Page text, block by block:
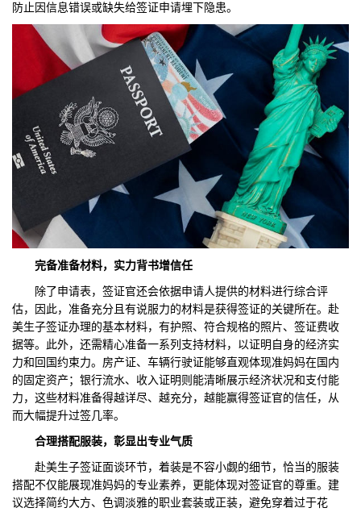
防止因信息错误或缺失给签证申请埋下隐患。
完备准备材料，实力背书增信任
除了申请表，签证官还会依据申请人提供的材料进行综合评
估，因此，准备充分且有说服力的材料是获得签证的关键所在。赴
美生子签证办理的基本材料，有护照、符合规格的照片、签证费收
据等。此外，还需精心准备一系列支持材料，以证明自身的经济实
力和回国约束力。房产证、车辆行驶证能够直观体现准妈妈在国内
的固定资产；银行流水、收入证明则能清晰展示经济状况和支付能
力，这些材料准备得越详尽、越充分，越能赢得签证官的信任，从
而大幅提升过签几率。
合理搭配服装，彰显出专业气质
赴美生子签证面谈环节，着装是不容小觑的细节，恰当的服装
搭配不仅能展现准妈妈的专业素养，更能体现对签证官的尊重。建
议选择简约大方、色调淡雅的职业套装或正装，避免穿着过于花